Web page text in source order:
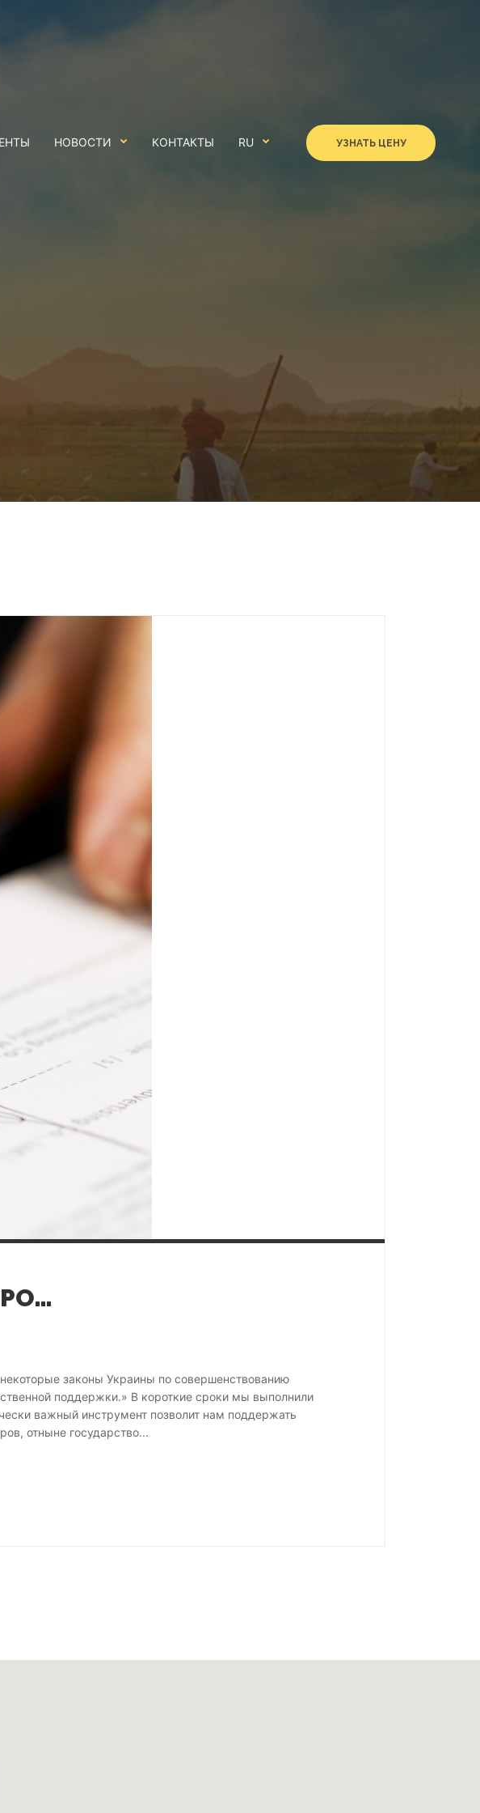
НОВОСТИ КОНТАКТЫ RU УЗНАТЬ ЦЕНУ
ПРЕЗИДЕНТ ПОДПИСАЛ ЗАКОН ОБ АГРОСТРАХОВАНИИ
законы Украины по совершенствованию
поддержки.» В короткие сроки мы выполнили
важный инструмент позволит нам поддержать
отныне государство...